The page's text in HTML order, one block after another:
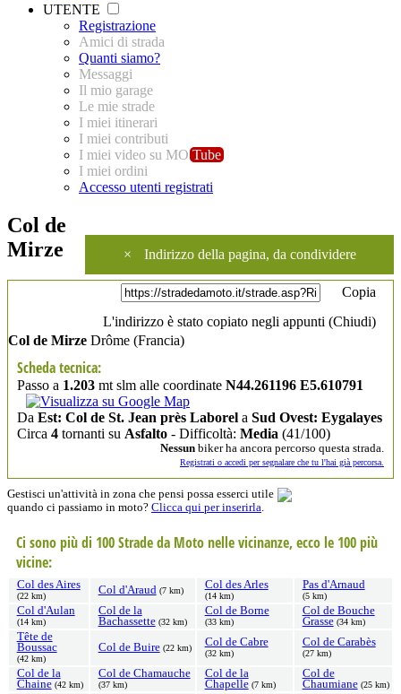
UTENTE
Registrazione
Amici di strada
Quanti siamo?
Messaggi
Il mio garage
Le mie strade
I miei itinerari
I miei contributi
I miei video su MO Tube
I miei ordini
Accesso utenti registrati
× Indirizzo della pagina, da condividere
Copia
L'indirizzo è stato copiato negli appunti (Chiudi)
Col de
Mirze
Col de Mirze Drôme (Francia)
Scheda tecnica:
Passo a 1.203 mt slm alle coordinate N44.261196 E5.610791
Da Est: Col de St. Jean près Laborel a Sud Ovest: Eygalayes
Circa 4 tornanti su Asfalto - Difficoltà: Media (41/100)
Nessun biker ha ancora percorso questa strada.
Registrati o accedi per segnalare che tu l'hai già percorsa.
Gestisci un'attività in zona che pensi possa esserci utile
quando ci passiamo in moto? Clicca qui per inserirla.
Ci sono più di 100 Strade da Moto nelle vicinanze, ecco le 100 più
vicine:
Col des Aires
(22 km) Col d'Araud (7 km) Col des Arles
(14 km)
Pas d'Arnaud
(5 km)
Col d'Aulan
(14 km)
Col de la
Bachassette (32 km)
Col de Borne
(33 km)
Col de Bouche
Grasse (34 km)
Tête de
Boussac
(42 km)
Col de Buire (22 km) Col de Cabre
(32 km)
Col de Carabès
(27 km)
Col de la
Chaine (42 km)
Col de Chamauche
(37 km)
Col de la
Chapelle (7 km)
Col de
Chaumiane (25 km)